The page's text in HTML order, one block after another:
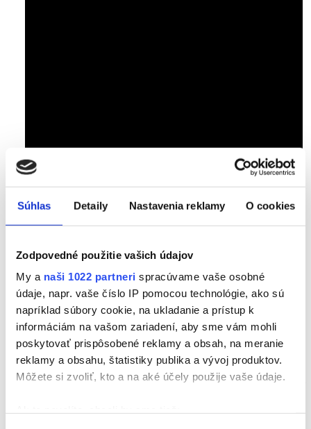
Súhlas Detaily Nastavenia reklamy O cookies
Zodpovedné použitie vašich údajov
My a naši 1022 partneri spracúvame vaše osobné
údaje, napr. vaše číslo IP pomocou technológie, ako sú
napríklad súbory cookie, na ukladanie a prístup k
informáciám na vašom zariadení, aby sme vám mohli
poskytovať prispôsobené reklamy a obsah, na meranie
reklamy a obsahu, štatistiky publika a vývoj produktov.
Môžete si zvoliť, kto a na aké účely použije vaše údaje.
Priebeh terapie
vykonáva po vstupnej diagnostike,
zamerať. Na základe získanej anamnézy a prvotného vyšetrenia